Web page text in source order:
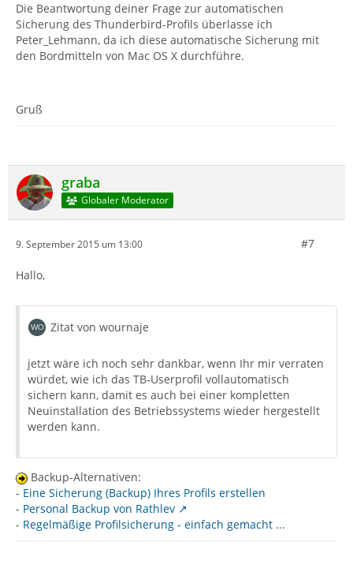
Die Beantwortung deiner Frage zur automatischen
Sicherung des Thunderbird-Profils überlasse ich
Peter_Lehmann, da ich diese automatische Sicherung mit
den Bordmitteln von Mac OS X durchführe.
Gruß
graba
Globaler Moderator
9. September 2015 um 13:00 #7
Hallo,
Zitat von wournaje
jetzt wäre ich noch sehr dankbar, wenn Ihr mir verraten
würdet, wie ich das TB-Userprofil vollautomatisch
sichern kann, damit es auch bei einer kompletten
Neuinstallation des Betriebssystems wieder hergestellt
werden kann.
Backup-Alternativen:
- Eine Sicherung (Backup) Ihres Profils erstellen
- Personal Backup von Rathlev
- Regelmäßige Profilsicherung - einfach gemacht ...